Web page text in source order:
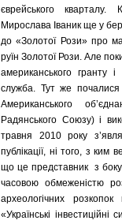
єврейського кварталу.
Мирослава Іваник ще у
до «Золотої Рози» про
руїн Золотої Рози. Але
американського гранту
служба. Тут же почалися
Американського
Радянського Союзу) і
травня 2010 року
публікації, ні того, з ким
що це представник з боку
часовою обмеженістю
археологічних
«Українські